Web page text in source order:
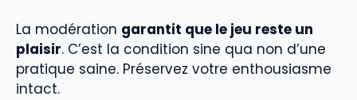
La modération garantit que le jeu reste un
plaisir. C’est la condition sine qua non d’une
pratique saine. Préservez votre enthousiasme
intact.